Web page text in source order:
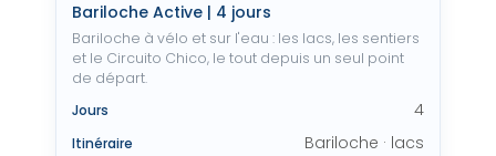
Bariloche Active | 4 jours
Bariloche à vélo et sur l'eau : les lacs, les sentiers
et le Circuito Chico, le tout depuis un seul point
de départ.
Jours
4
Itinéraire Bariloche · lacs